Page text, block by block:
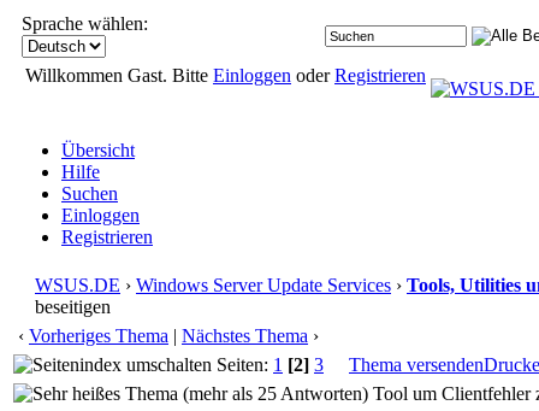
Sprache wählen:
Willkommen Gast. Bitte Einloggen oderRegistrieren
Übersicht
Hilfe
Suchen
Einloggen
Registrieren
WSUS.DE › Windows Server Update Services › Tools, Utilities
beseitigen
‹ Vorheriges Thema | Nächstes Thema ›
Seiten: 1 [2] 3 Thema versenden
Tool um Clientfehler